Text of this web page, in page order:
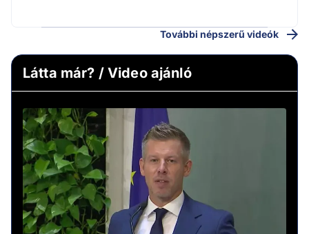
További népszerű videók
Látta már? / Video ajánló